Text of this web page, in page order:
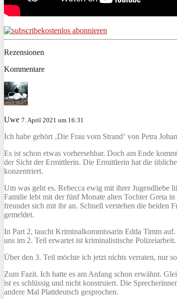
kostenlos abonnieren
Rezensionen
Kommentare
Uwe 7. April 2021 um 16:31
Ich habe gehört ‚Die Frau vom Strand‘ von Petra
Es ist schon etwas vorhersehbar. Doch am Ende
der Sicht der Ermittlerin. Die Ermittlerin hat die
konzentriert.
Um was geht es. Rebecca ewig mit ihrer Jugendliebe
Familie lebt mit der fünf Monate alten Tochter Greta
freundet sich mit ihr an. Schnell verstehen die beiden
gemeldet.
In Part 2, taucht Kriminalkommissarin Edda Timm
uns im 2. Teil erwartet ist kriminalistische
Über den 3. Teil möchte ich jetzt nichts verraten, nur
Zum Fazit. Ich hatte es am Anfang schon erwähnt.
ist es schlüssig und nicht konstruiert. Die
andere Mal Plattdeutsch gesprochen.